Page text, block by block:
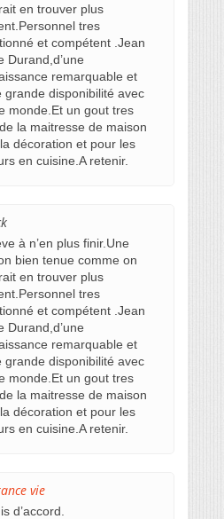
en trouver plus
tres
et compétent .Jean
Durand,d’une
remarquable et
grande disponibilité avec
monde.Et un gout tres
la maitresse de maison
décoration et pour les
en cuisine.A retenir.
à n’en plus finir.Une
bien tenue comme on
en trouver plus
tres
et compétent .Jean
Durand,d’une
remarquable et
grande disponibilité avec
monde.Et un gout tres
la maitresse de maison
décoration et pour les
en cuisine.A retenir.
vie
d’accord.